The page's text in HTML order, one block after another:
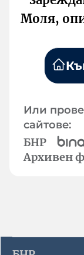
Моля,
Или
сайтове:
БНР
Архивен